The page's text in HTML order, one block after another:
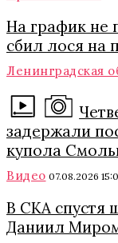
На график не
сбил лося на
Ленинградская
задержали
купола
Видео 07.08.2026
В СКА спустя
Даниил